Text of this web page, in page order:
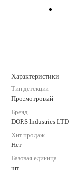
Характеристики
Тип детекции
Просмотровый
Бренд
DORS Industries LTD
Хит продаж
Нет
Базовая единица
шт